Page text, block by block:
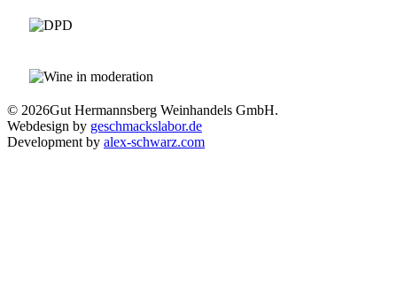
© 2026Gut Hermannsberg Weinhandels GmbH.
Webdesign by geschmackslabor.de
Development by alex-schwarz.com